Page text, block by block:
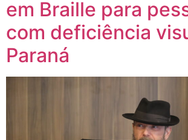
em Braille para
com deficiência
Paraná